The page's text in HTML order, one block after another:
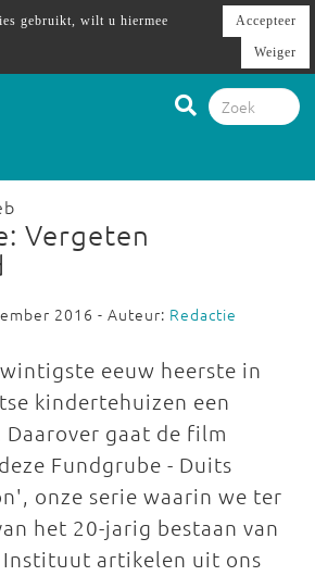
Vergeten
2016 - Auteur: Redactie
eeuw heerste in
kindertehuizen een
gaat de film
Fundgrube - Duits
onze serie waarin we ter
het 20-jarig bestaan van
artikelen uit ons
gebruikt, wilt u hiermee
Accepteer
Weiger